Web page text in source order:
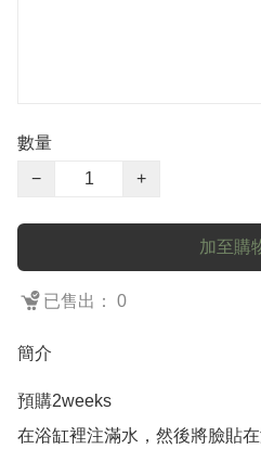
數量
−
+
加至購
已售出： 0
簡介
預購2weeks
在浴缸裡注滿水，然後將臉貼